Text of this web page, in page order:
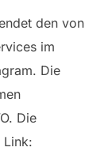
den von
im
Die
Die
Link: